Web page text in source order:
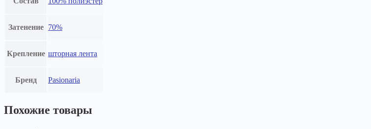
Затенение 70%
Крепление шторная лента
Бренд Pasionaria
Похожие товары